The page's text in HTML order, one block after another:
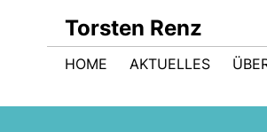
Torsten Renz
HOME AKTUELLES